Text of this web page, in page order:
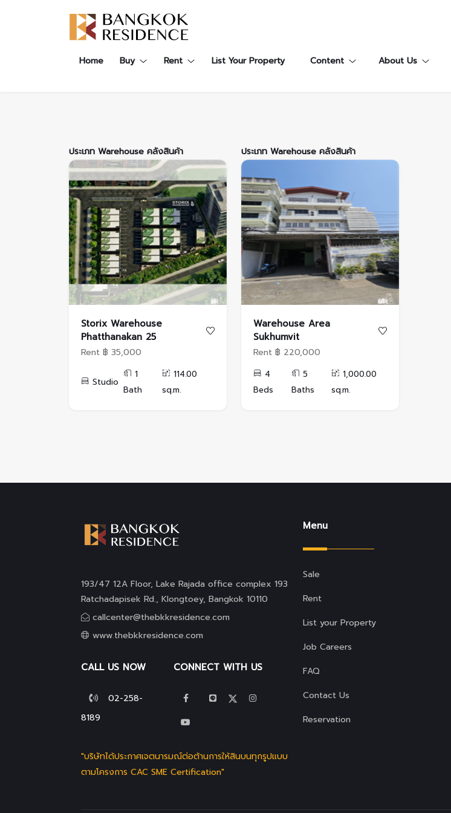
Home Buy Rent List Your Property Content About Us
ประเภท Warehouse คลังสินค้า
Storix Warehouse
Phatthanakan 25
Rent ฿ 35,000
Studio
1
Bath
114.00
sq.m.
ประเภท Warehouse คลังสินค้า
Warehouse Area
Sukhumvit
Rent ฿ 220,000
4
Beds
5
Baths
1,000.00
sq.m.
193/47 12A Floor, Lake Rajada office complex 193
Ratchadapisek Rd., Klongtoey, Bangkok 10110
callcenter@thebkkresidence.com
www.thebkkresidence.com
CALL US NOW
02-258-
8189
CONNECT WITH US
"บริษัทได้ประกาศเจตนารมณ์ต่อต้านการให้สินบนทุกรูปแบบ
ตามโครงการ CAC SME Certification"
Menu
Sale
Rent
List your Property
Job Careers
FAQ
Contact Us
Reservation
Content
About Us
Contact Us